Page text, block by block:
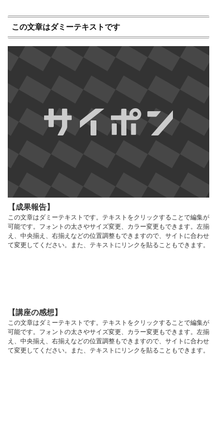
この文章はダミーテキストです
【成果報告】
この文章はダミーテキストです。テキストをクリックすることで編集が
可能です。フォントの太さやサイズ変更、カラー変更もできます。左揃
え、中央揃え、右揃えなどの位置調整もできますので、サイトに合わせ
て変更してください。また、テキストにリンクを貼ることもできます。
【講座の感想】
この文章はダミーテキストです。テキストをクリックすることで編集が
可能です。フォントの太さやサイズ変更、カラー変更もできます。左揃
え、中央揃え、右揃えなどの位置調整もできますので、サイトに合わせ
て変更してください。また、テキストにリンクを貼ることもできます。